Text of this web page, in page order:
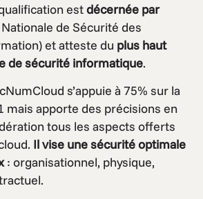
est décernée par
Nationale de Sécurité des
et atteste du plus haut
de sécurité informatique.
s’appuie à 75% sur la
mais apporte des précisions en
tous les aspects offerts
Il vise une sécurité optimale
: organisationnel, physique,